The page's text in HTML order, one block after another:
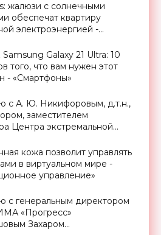
жалюзи с солнечными
обеспечат квартиру
электроэнергией -
Galaxy 21 Ultra: 10
того, что вам нужен этот
- «Смартфоны»
с А. Ю. Никифоровым, д.т.н.,
заместителем
Центра экстремальной
кожа позволит управлять
в виртуальном мире -
управление»
с генеральным директором
«Прогресс»
Захаром